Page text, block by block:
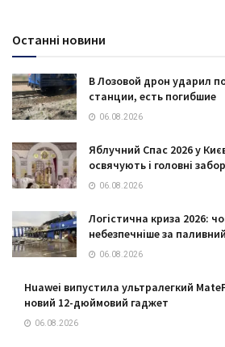
Останні новини
В Лозовой дрон ударил
станции, есть погибшие
06.08.2026
Яблучний Спас 2026 у
освячують і головні
06.08.2026
Логістична криза 2026:
небезпечніше за
06.08.2026
Huawei випустила ультралегкий
новий 12-дюймовий гаджет
06.08.2026